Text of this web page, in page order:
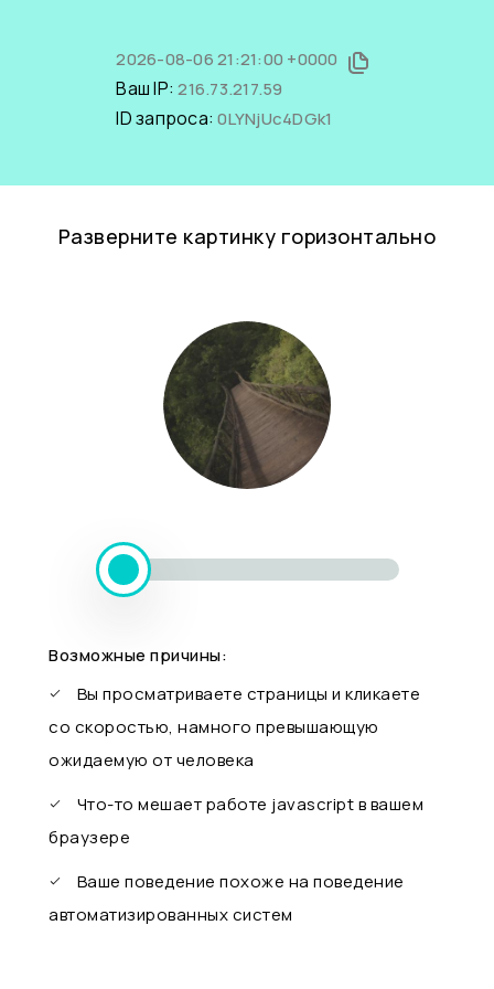
2026-08-06 21:21:00 +0000
Ваш IP:216.73.217.59
ID запроса:0LYNjUc4DGk1
Разверните картинку горизонтально
Возможные причины:
Вы просматриваете страницы и кликаете
со скоростью, намного превышающую
ожидаемую от человека
Что-то мешает работе javascript в вашем
браузере
Ваше поведение похоже на поведение
автоматизированных систем